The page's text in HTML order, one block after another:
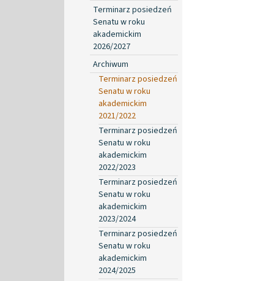
Terminarz posiedzeń
Senatu w roku
akademickim
2026/2027
Archiwum
Terminarz posiedzeń
Senatu w roku
akademickim
2021/2022
Terminarz posiedzeń
Senatu w roku
akademickim
2022/2023
Terminarz posiedzeń
Senatu w roku
akademickim
2023/2024
Terminarz posiedzeń
Senatu w roku
akademickim
2024/2025